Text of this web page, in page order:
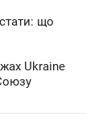
що
Ukraine